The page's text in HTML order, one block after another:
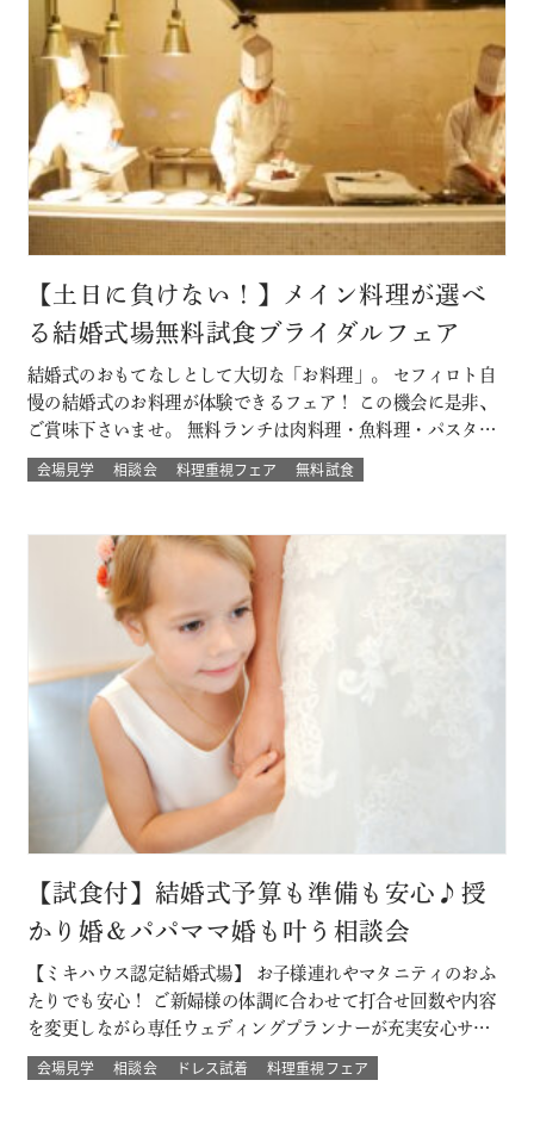
【土日に負けない！】メイン料理が選べ
る結婚式場無料試食ブライダルフェア
結婚式のおもてなしとして大切な「お料理」。 セフィロト自
慢の結婚式のお料理が体験できるフェア！ この機会に是非、
ご賞味下さいませ。 無料ランチは肉料理・魚料理・パスタか
らお選び頂けます。 平日開催なので土日とは違ってゆっくり
人気の結婚式演出体験や結婚式場の待合室などの付帯設備も
ったお料理」。 ぜひ一度試…
会場見学 相談会 料理重視フェア 無料試食
【試食付】結婚式予算も準備も安心♪授
かり婚＆パパママ婚も叶う相談会
【ミキハウス認定結婚式場】 お子様連れやマタニティのおふ
たりでも安心！ ご新婦様の体調に合わせて打合せ回数や内容
を変更しながら専任ウェディングプランナーが充実安心サポ
ート 授かり婚のカップルもパパママ婚のカップルが不安な部
分をすべて解消 必要なベビー用品やお部屋などもすべて結婚
会場見学 相談会 ドレス試着 料理重視フェア